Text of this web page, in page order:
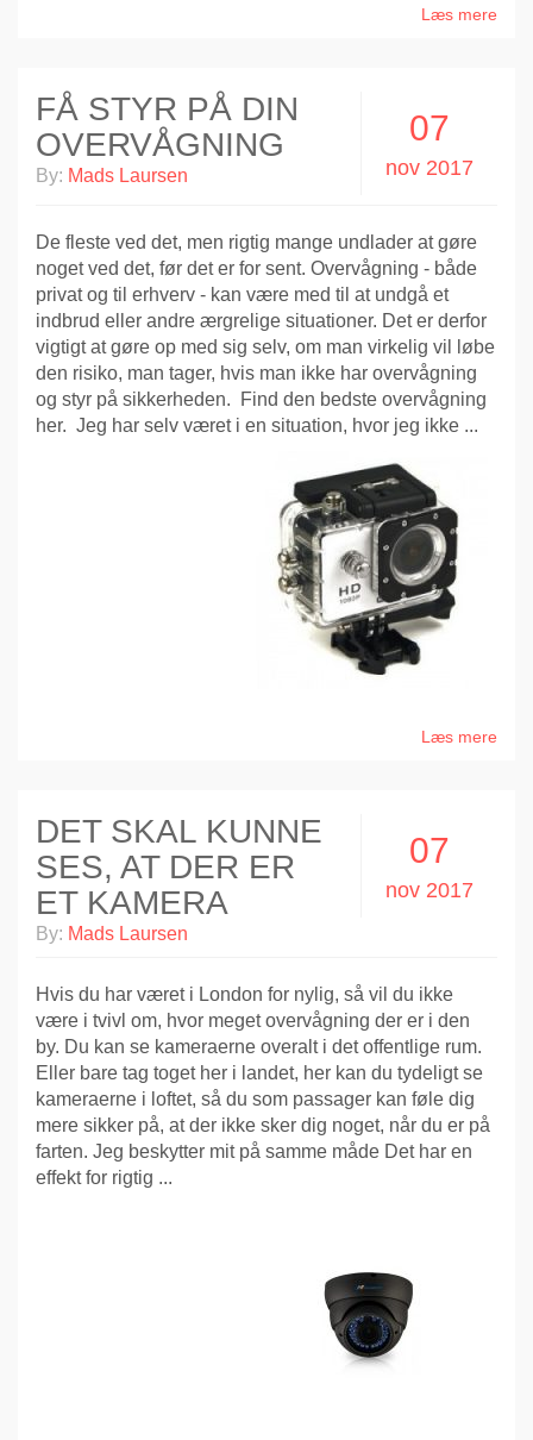
Læs mere
07
nov 2017
FÅ STYR PÅ DIN
OVERVÅGNING
By: Mads Laursen
De fleste ved det, men rigtig mange undlader at gøre
noget ved det, før det er for sent. Overvågning - både
privat og til erhverv - kan være med til at undgå et
indbrud eller andre ærgrelige situationer. Det er derfor
vigtigt at gøre op med sig selv, om man virkelig vil løbe
den risiko, man tager, hvis man ikke har overvågning
og styr på sikkerheden. Find den bedste overvågning
her. Jeg har selv været i en situation, hvor jeg ikke ...
Læs mere
07
nov 2017
DET SKAL KUNNE
SES, AT DER ER
ET KAMERA
By: Mads Laursen
Hvis du har været i London for nylig, så vil du ikke
være i tvivl om, hvor meget overvågning der er i den
by. Du kan se kameraerne overalt i det offentlige rum.
Eller bare tag toget her i landet, her kan du tydeligt se
kameraerne i loftet, så du som passager kan føle dig
mere sikker på, at der ikke sker dig noget, når du er på
farten. Jeg beskytter mit på samme måde Det har en
effekt for rigtig ...